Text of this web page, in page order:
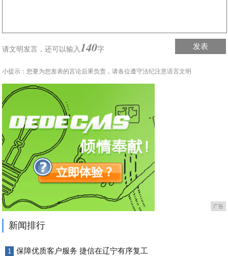
请文明发言，还可以输入 140字 发表
小提示：您要为您发表的言论后果负责，请各位遵守法纪注意语言文明
广告
新闻排行
1 保障优质客户服务 捷信在辽宁有序复工